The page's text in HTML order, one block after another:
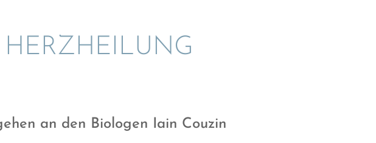
an den Biolo­gen Iain Couzin